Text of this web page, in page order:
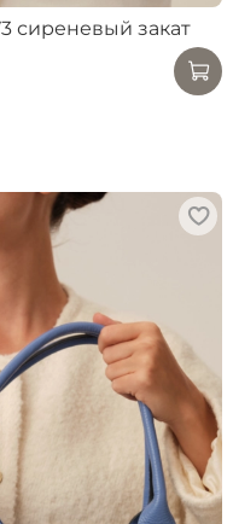
сиреневый закат